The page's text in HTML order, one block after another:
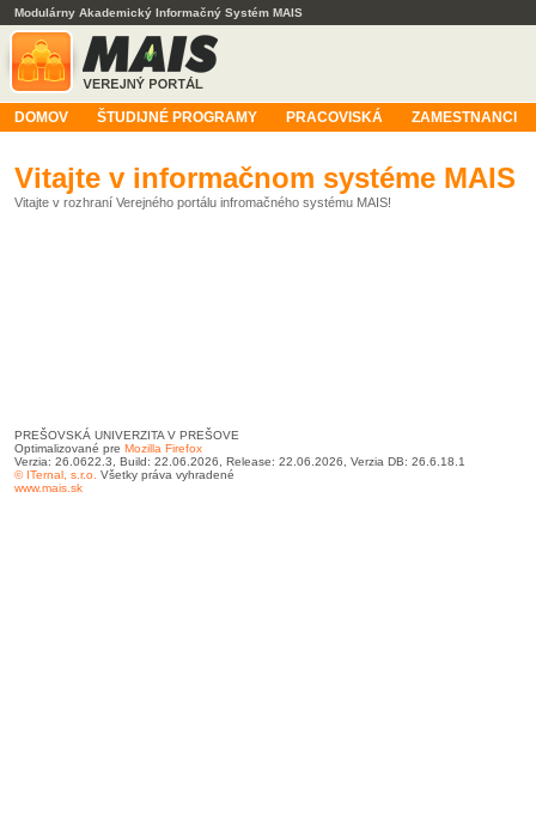
Modulárny Akademický Informačný Systém MAIS
DOMOV ŠTUDIJNÉ PROGRAMY PRACOVISKÁ ZAMESTNANCI
Vitajte v informačnom systéme MAIS
Vitajte v rozhraní Verejného portálu infromačného systému MAIS!
PREŠOVSKÁ UNIVERZITA V PREŠOVE
Optimalizované pre Mozilla Firefox
Verzia: 26.0622.3, Build: 22.06.2026, Release: 22.06.2026, Verzia DB: 26.6.18.1
© ITernal, s.r.o. Všetky práva vyhradené
www.mais.sk